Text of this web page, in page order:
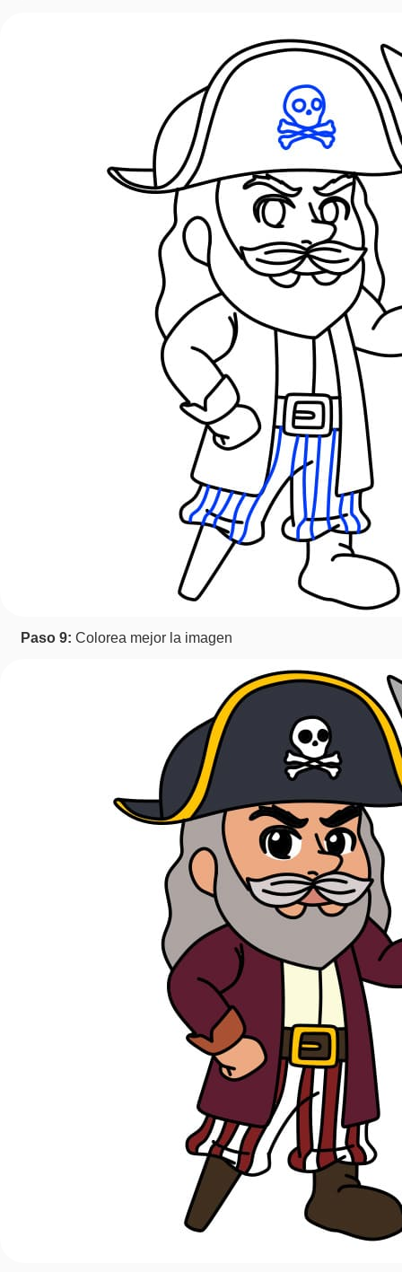
Paso 9: Colorea mejor la imagen